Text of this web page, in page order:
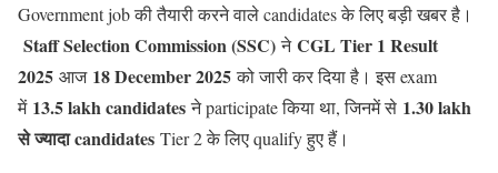
Government job की तैयारी करने वाले candidates के लिए बड़ी खबर है।
Staff Selection Commission (SSC)नेCGL Tier 1 Result
2025 आज 18 December 2025को जारी कर दिया है। इस exam
में 13.5 lakh candidatesने participate किया था, जिनमें से 1.30 lakh
से ज्यादा candidates Tier 2 के लिए qualify हुए हैं।